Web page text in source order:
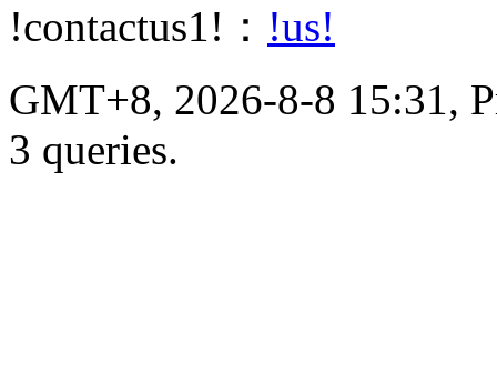
!contactus1!： !us!
GMT+8, 2026-8-8 15:31,
3 queries.